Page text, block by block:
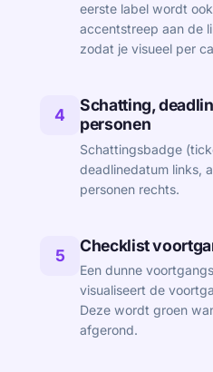
eerste label wordt
accentstreep aan de
zodat je visueel per
4
Schatting,
personen
Schattingsbadge
deadlinedatum links,
personen rechts.
5
Checklist
Een dunne
visualiseert de
Deze wordt groen
afgerond.